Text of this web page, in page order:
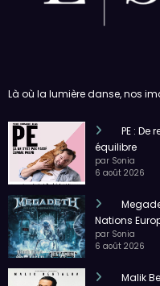
Là où la lumière danse, nos
PE : De
équilibre
par Sonia
6 août 2026
Nations
par Sonia
6 août 2026
Malik